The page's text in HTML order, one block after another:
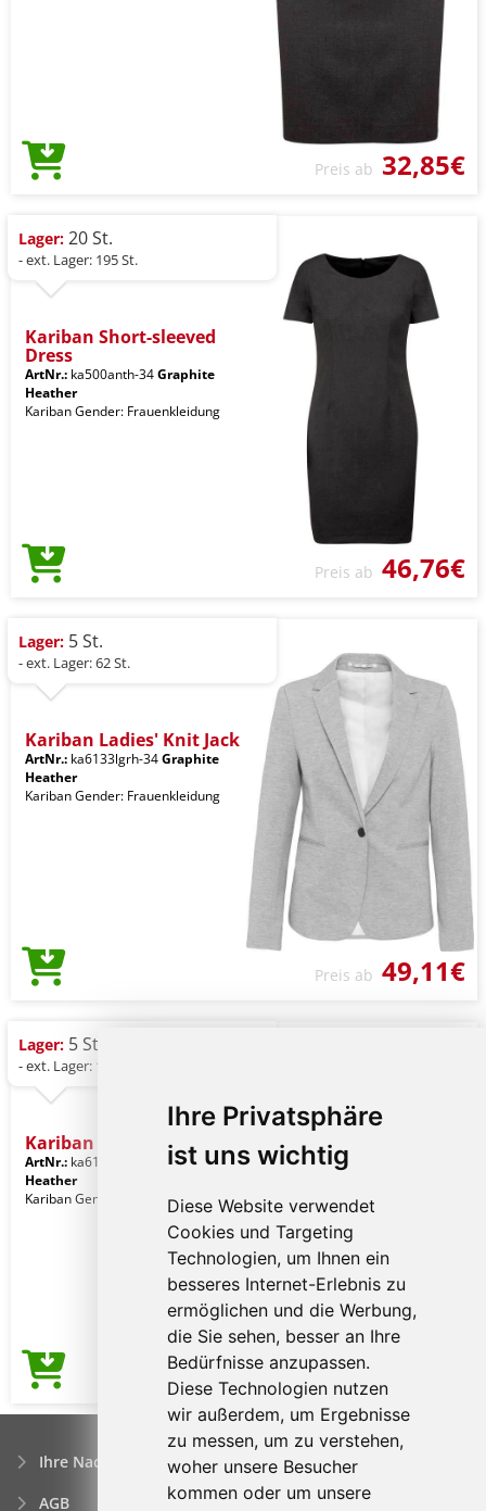
Ihre Privatsphäre
ist uns wichtig
Diese Website verwendet
Cookies und Targeting
Technologien, um Ihnen ein
besseres Internet-Erlebnis zu
ermöglichen und die Werbung,
die Sie sehen, besser an Ihre
Bedürfnisse anzupassen.
Diese Technologien nutzen
wir außerdem, um Ergebnisse
zu messen, um zu verstehen,
woher unsere Besucher
kommen oder um unsere
Preis ab 32,85€
Lager: 20 St.
- ext. Lager: 195 St.
Kariban Short-sleeved
Dress
ArtNr.: ka500anth-34Graphite
Heather
Kariban Gender: Frauenkleidung
Preis ab 46,76€
Lager: 5 St.
- ext. Lager: 62 St.
Kariban Ladies' Knit Jack
ArtNr.: ka6133lgrh-34Graphite
Heather
Kariban Gender: Frauenkleidung
Preis ab 49,11€
Lager: 5 St.
- ext. Lager: 111 St.
Kariban Ladies' Jacket
ArtNr.: ka6131anth-34
Graphite
Heather
Kariban Gender: Frauenkleidung
Ihre Nachfrage
AGB